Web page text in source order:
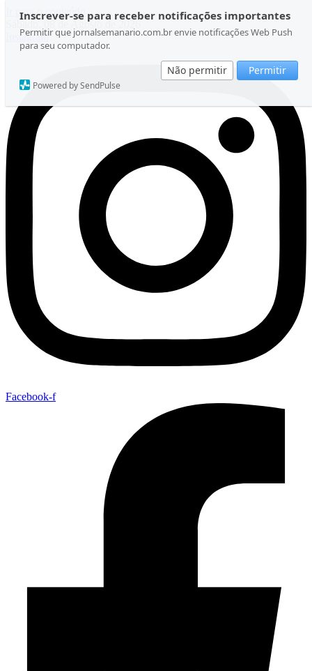
Inscrever-se para receber notificações importantes
Permitir que jornalsemanario.com.br envie notificações Web Push
para seu computador.
Não permitir Permitir
Powered by SendPulse
Ir para o conteúdo
Sábado, 08 de Agosto de 2026
Instagram
Facebook-f